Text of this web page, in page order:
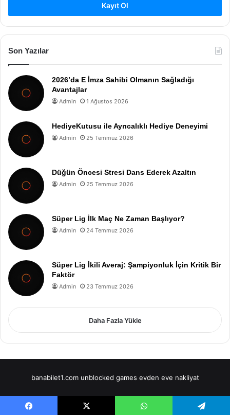
Kayıt Ol
Son Yazılar
2026’da E İmza Sahibi Olmanın Sağladığı
Avantajlar
Admin 1 Ağustos 2026
HediyeKutusu ile Ayrıcalıklı Hediye Deneyimi
Admin 25 Temmuz 2026
Düğün Öncesi Stresi Dans Ederek Azaltın
Admin 25 Temmuz 2026
Süper Lig İlk Maç Ne Zaman Başlıyor?
Admin 24 Temmuz 2026
Süper Lig İkili Averaj: Şampiyonluk İçin Kritik Bir
Faktör
Admin 23 Temmuz 2026
Daha Fazla Yükle
banabilet1.com unblocked games evden eve nakliyat